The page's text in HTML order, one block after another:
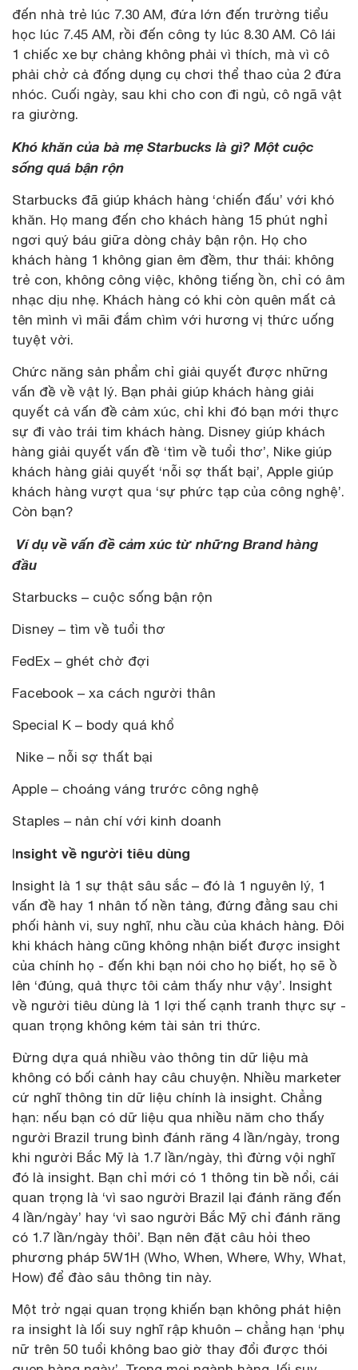
đến nhà trẻ lúc 7.30 AM, đứa lớn đến trường tiểu
học lúc 7.45 AM, rồi đến công ty lúc 8.30 AM. Cô lái
1 chiếc xe bự chảng không phải vì thích, mà vì cô
phải chở cả đống dụng cụ chơi thể thao của 2 đứa
nhóc. Cuối ngày, sau khi cho con đi ngủ, cô ngã vật
ra giường.
Khó khăn của bà mẹ Starbucks là gì? Một cuộc
sống quá bận rộn
Starbucks đã giúp khách hàng ‘chiến đấu’ với khó
khăn. Họ mang đến cho khách hàng 15 phút nghỉ
ngơi quý báu giữa dòng chảy bận rộn. Họ cho
khách hàng 1 không gian êm đềm, thư thái: không
trẻ con, không công việc, không tiếng ồn, chỉ có âm
nhạc dịu nhẹ. Khách hàng có khi còn quên mất cả
tên mình vì mãi đắm chìm với hương vị thức uống
tuyệt vời.
Chức năng sản phẩm chỉ giải quyết được những
vấn đề về vật lý. Bạn phải giúp khách hàng giải
quyết cả vấn đề cảm xúc, chỉ khi đó bạn mới thực
sự đi vào trái tim khách hàng. Disney giúp khách
hàng giải quyết vấn đề ‘tìm về tuổi thơ’, Nike giúp
khách hàng giải quyết ‘nỗi sợ thất bại’, Apple giúp
khách hàng vượt qua ‘sự phức tạp của công nghệ’.
Còn bạn?
Ví dụ về vấn đề cảm xúc từ những Brand hàng
đầu
Starbucks – cuộc sống bận rộn
Disney – tìm về tuổi thơ
FedEx – ghét chờ đợi
Facebook – xa cách người thân
Special K – body quá khổ
Nike – nỗi sợ thất bại
Apple – choáng váng trước công nghệ
Staples – nản chí với kinh doanh
Insight về người tiêu dùng
Insight là 1 sự thật sâu sắc – đó là 1 nguyên lý, 1
vấn đề hay 1 nhân tố nền tảng, đứng đằng sau chi
phối hành vi, suy nghĩ, nhu cầu của khách hàng. Đôi
khi khách hàng cũng không nhận biết được insight
của chính họ - đến khi bạn nói cho họ biết, họ sẽ ồ
lên ‘đúng, quả thực tôi cảm thấy như vậy’. Insight
về người tiêu dùng là 1 lợi thế cạnh tranh thực sự -
quan trọng không kém tài sản tri thức.
Đừng dựa quá nhiều vào thông tin dữ liệu mà
không có bối cảnh hay câu chuyện. Nhiều marketer
cứ nghĩ thông tin dữ liệu chính là insight. Chẳng
hạn: nếu bạn có dữ liệu qua nhiều năm cho thấy
người Brazil trung bình đánh răng 4 lần/ngày, trong
khi người Bắc Mỹ là 1.7 lần/ngày, thì đừng vội nghĩ
đó là insight. Bạn chỉ mới có 1 thông tin bề nổi, cái
quan trọng là ‘vì sao người Brazil lại đánh răng đến
4 lần/ngày’ hay ‘vì sao người Bắc Mỹ chỉ đánh răng
có 1.7 lần/ngày thôi’. Bạn nên đặt câu hỏi theo
phương pháp 5W1H (Who, When, Where, Why, What,
How) để đào sâu thông tin này.
Một trở ngại quan trọng khiến bạn không phát hiện
ra insight là lối suy nghĩ rập khuôn – chẳng hạn ‘phụ
nữ trên 50 tuổi không bao giờ thay đổi được thói